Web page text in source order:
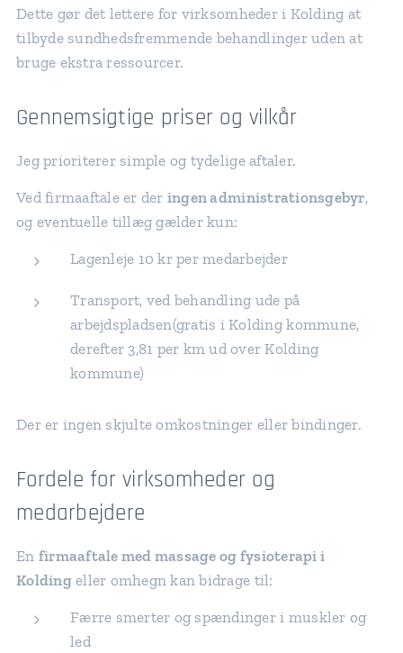
Dette gør det lettere for virksomheder i Kolding at
tilbyde sundhedsfremmende behandlinger uden at
bruge ekstra ressourcer.
Gennemsigtige priser og vilkår
Jeg prioriterer simple og tydelige aftaler.
Ved firmaaftale er der ingen administrationsgebyr,
og eventuelle tillæg gælder kun:
Lagenleje 10 kr per medarbejder
Transport, ved behandling ude på
arbejdspladsen(gratis i Kolding kommune,
derefter 3,81 per km ud over Kolding
kommune)
Der er ingen skjulte omkostninger eller bindinger.
Fordele for virksomheder og
medarbejdere
En firmaaftale med massage og fysioterapi i
Koldingeller omhegn kan bidrage til:
Færre smerter og spændinger i muskler og
led